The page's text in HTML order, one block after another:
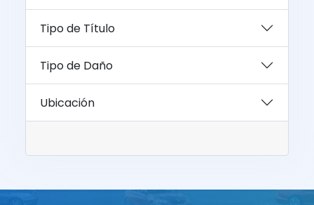
Tipo de Título
Tipo de Daño
Ubicación